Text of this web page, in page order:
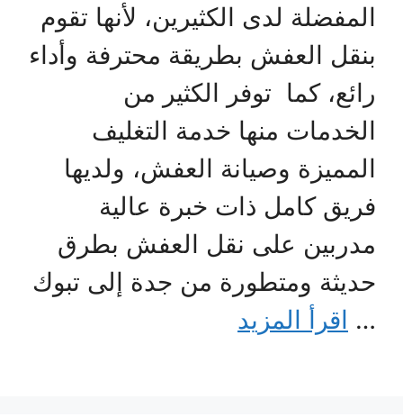
المفضلة لدى الكثيرين، لأنها تقوم
بنقل العفش بطريقة محترفة وأداء
رائع، كما توفر الكثير من
الخدمات منها خدمة التغليف
المميزة وصيانة العفش، ولديها
فريق كامل ذات خبرة عالية
مدربين على نقل العفش بطرق
حديثة ومتطورة من جدة إلى تبوك
… اقرأ المزيد